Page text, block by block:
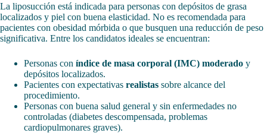
La liposucción está indicada para personas con depósitos de grasa
localizados y piel con buena elasticidad. No es recomendada para
pacientes con obesidad mórbida o que busquen una reducción de peso
significativa. Entre los candidatos ideales se encuentran:
Personas con índice de masa corporal (IMC) moderado y
depósitos localizados.
Pacientes con expectativas realistas sobre alcance del
procedimiento.
Personas con buena salud general y sin enfermedades no
controladas (diabetes descompensada, problemas
cardiopulmonares graves).